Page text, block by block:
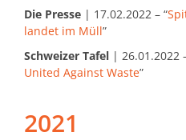
Die Presse | 17.02.2022 – “
landet im Müll”
Schweizer Tafel | 26.01.2022
United Against Waste”
2021